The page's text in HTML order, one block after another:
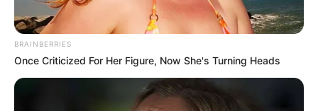
BRAINBERRIES
Once Criticized For Her Figure, Now She's Turning Heads